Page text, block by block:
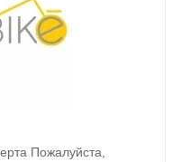
Пожалуйста,